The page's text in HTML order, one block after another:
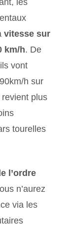
les
vitesse sur
km/h. De
vont
h sur
plus
tourelles
l’ordre
n’aurez
via les